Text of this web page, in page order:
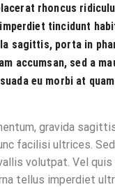
rhoncus
tincidunt
sagittis, porta in
accumsan, sed a
eu morbi at
gravida
facilisi ultrices.
volutpat. Vel
tellus imperdiet